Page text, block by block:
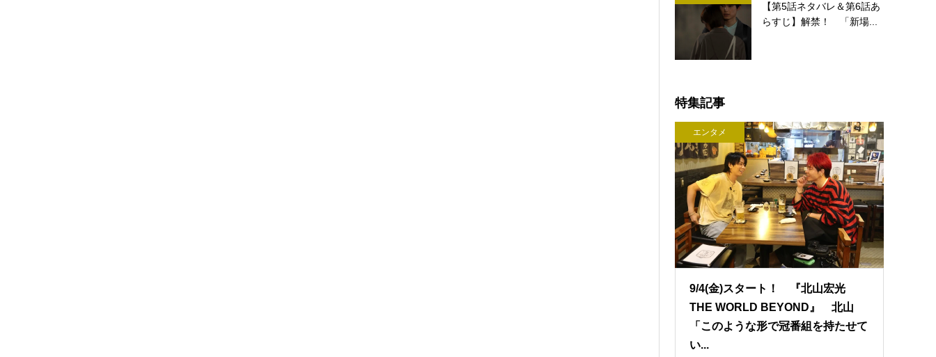
【第5話ネタバレ＆第6話あ
らすじ】解禁！ 「新場...
特集記事
エンタメ
9/4(金)スタート！ 『北山宏光
THE WORLD BEYOND』 北山
「このような形で冠番組を持たせて
い...